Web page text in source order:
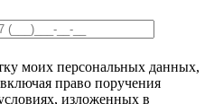
моих персональных данных,
право поручения
изложенных в